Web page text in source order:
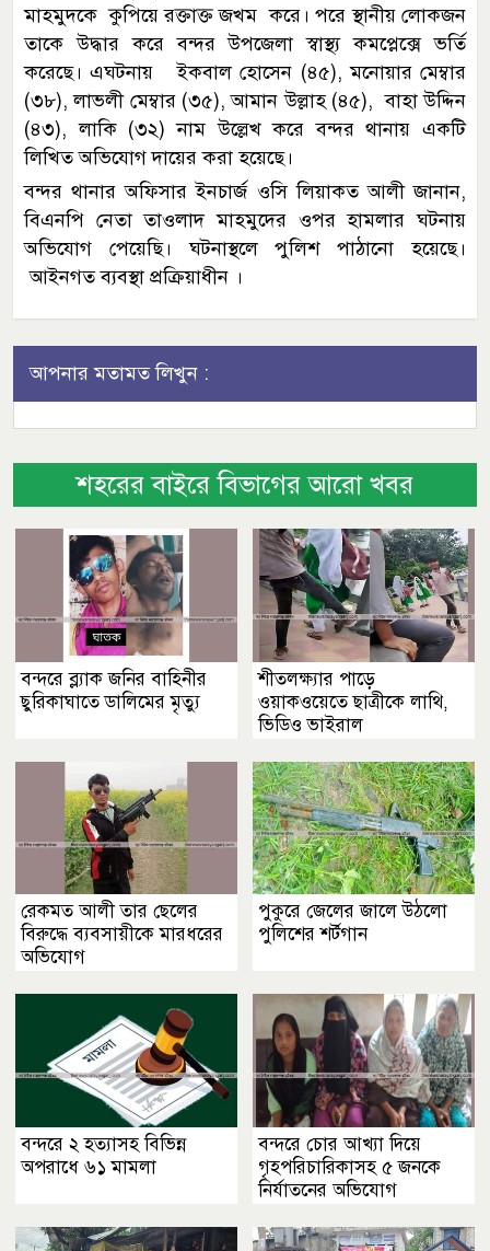
মাহমুদকে কুপিয়ে রক্তাক্ত জখম করে। পরে স্থানীয় লোকজন
তাকে উদ্ধার করে বন্দর উপজেলা স্বাস্থ্য কমপ্লেক্সে ভর্তি
করেছে। এঘটনায় ইকবাল হোসেন (৪৫), মনোয়ার মেম্বার
(৩৮), লাভলী মেম্বার (৩৫), আমান উল্লাহ (৪৫), বাহা উদ্দিন
(৪৩), লাকি (৩২) নাম উল্লেখ করে বন্দর থানায় একটি
লিখিত অভিযোগ দায়ের করা হয়েছে।
বন্দর থানার অফিসার ইনচার্জ ওসি লিয়াকত আলী জানান,
বিএনপি নেতা তাওলাদ মাহমুদের ওপর হামলার ঘটনায়
অভিযোগ পেয়েছি। ঘটনাস্থলে পুলিশ পাঠানো হয়েছে।
আইনগত ব্যবস্থা প্রক্রিয়াধীন ।
আপনার মতামত লিখুন :
শহরের বাইরে বিভাগের আরো খবর
বন্দরে ব্ল্যাক জনির বাহিনীর
ছুরিকাঘাতে ডালিমের মৃত্যু
শীতলক্ষ্যার পাড়ে
ওয়াকওয়েতে ছাত্রীকে লাথি,
ভিডিও ভাইরাল
রেকমত আলী তার ছেলের
বিরুদ্ধে ব্যবসায়ীকে মারধরের
অভিযোগ
পুকুরে জেলের জালে উঠলো
পুলিশের শর্টগান
বন্দরে ২ হত্যাসহ বিভিন্ন
অপরাধে ৬১ মামলা
বন্দরে চোর আখ্যা দিয়ে
গৃহপরিচারিকাসহ ৫ জনকে
নির্যাতনের অভিযোগ